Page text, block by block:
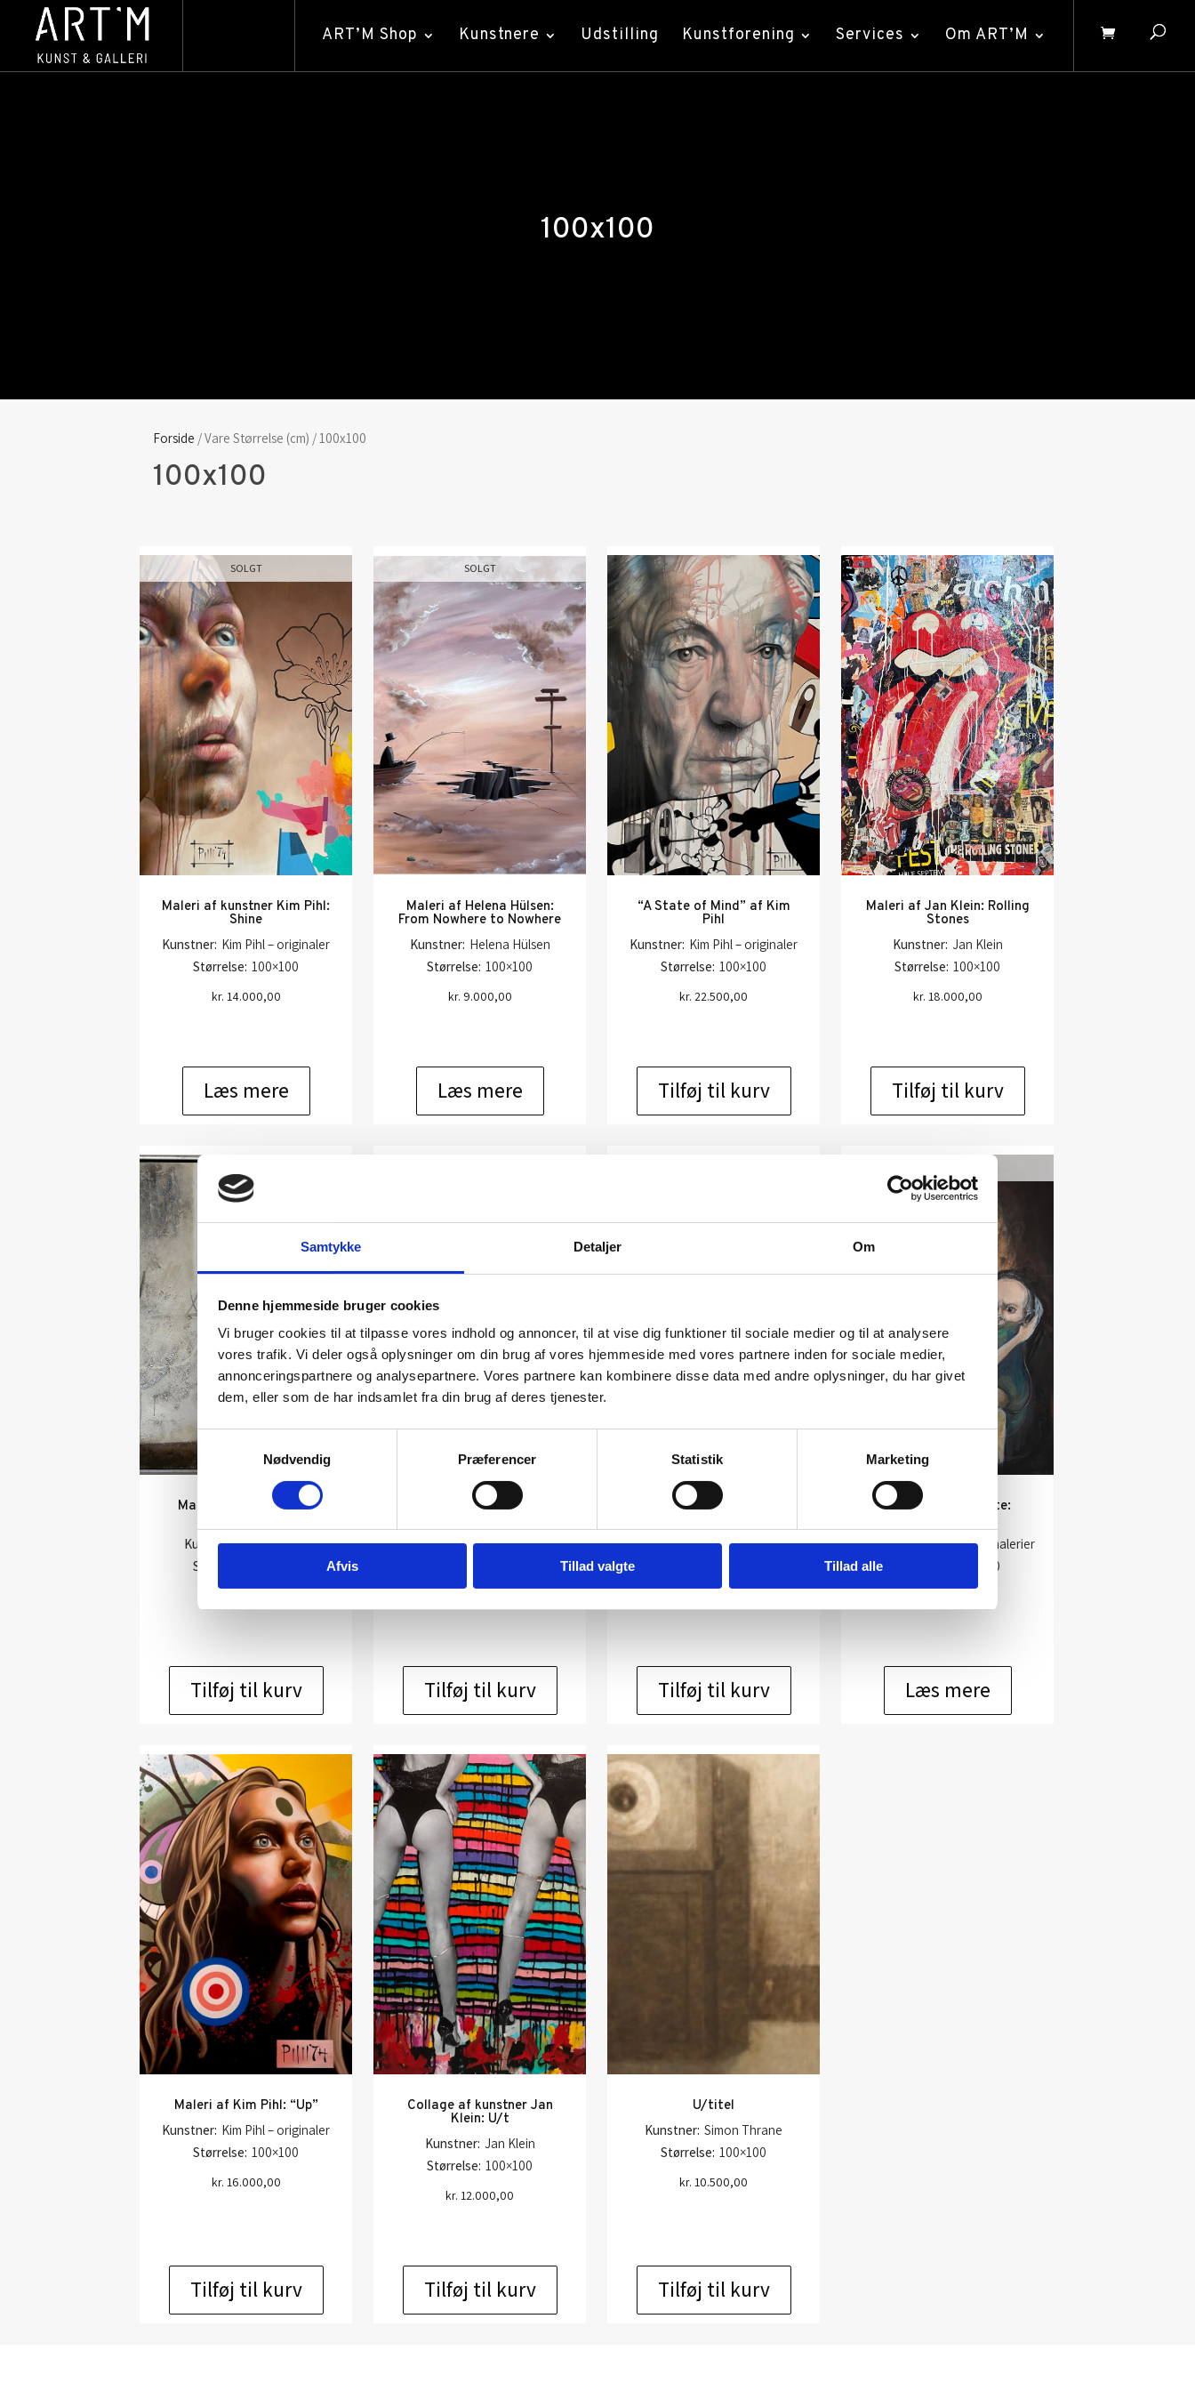
Samtykke Detaljer Om
Denne hjemmeside bruger cookies
Vi bruger cookies til at tilpasse vores indhold og annoncer, til at vise dig funktioner til sociale medier og til at analysere
vores trafik. Vi deler også oplysninger om din brug af vores hjemmeside med vores partnere inden for sociale medier,
annonceringspartnere og analysepartnere. Vores partnere kan kombinere disse data med andre oplysninger, du har givet
dem, eller som de har indsamlet fra din brug af deres tjenester.
Samtykkevalg
Nødvendig
Præferencer Statistik Marketing
Afvis Tillad valgte Tillad alle
ART’M Shop Kunstnere Udstilling Kunstforening Services Om ART’M
100x100
Forside / Vare Størrelse (cm) / 100x100
100x100
Maleri af kunstner Kim Pihl:
Shine
Kunstner: Kim Pihl – originaler
Størrelse: 100×100
kr. 14.000,00
SOLGT
Læs mere
Maleri af Helena Hülsen:
From Nowhere to Nowhere
Kunstner: Helena Hülsen
Størrelse: 100×100
kr. 9.000,00
SOLGT
Læs mere
“A State of Mind” af Kim
Pihl
Kunstner: Kim Pihl – originaler
Størrelse: 100×100
kr. 22.500,00
Tilføj til kurv
Maleri af Jan Klein: Rolling
Stones
Kunstner: Jan Klein
Størrelse: 100×100
kr. 18.000,00
Tilføj til kurv
Maleri af Nis Schmidt:
Kunstner: Nis Schmidt
Størrelse:
Tilføj til kurv
Maleri af Nis Schmidt:
Kunstner:
Nis Schmidt
Tilføj til kurv
Maleri af Nis Schmidt: Hvidt
Kunstner: Nis Schmidt
Tilføj til kurv
Maleri af Anne Ditte:
Kunstner: Anne Ditte – malerier
100×100
Læs mere
Maleri af Kim Pihl: “Up”
Kunstner: Kim Pihl – originaler
Størrelse: 100×100
kr. 16.000,00
Tilføj til kurv
Collage af kunstner Jan
Klein: U/t
Kunstner: Jan Klein
Størrelse: 100×100
kr. 12.000,00
Tilføj til kurv
U/titel
Kunstner: Simon Thrane
Størrelse: 100×100
kr. 10.500,00
Tilføj til kurv